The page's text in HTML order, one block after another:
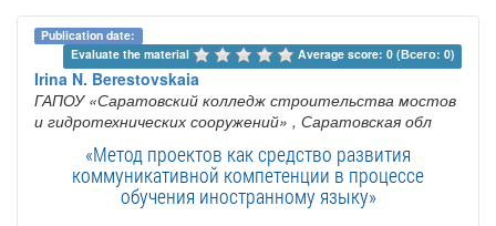
Publication date:
Evaluate the material
Average score: 0 (Всего: 0)
Irina N. Berestovskaia
ГАПОУ «Саратовский колледж строительства мостов
и гидротехнических сооружений» , Саратовская обл
«Метод проектов как средство развития
коммуникативной компетенции в процессе
обучения иностранному языку»